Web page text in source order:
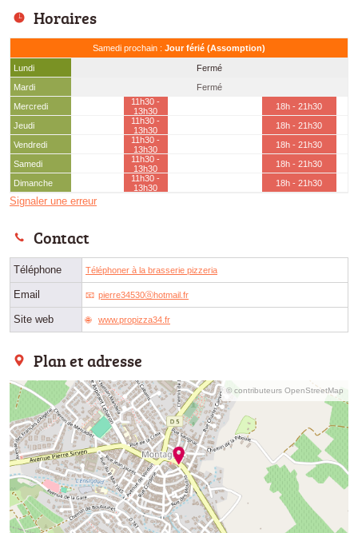
Horaires
Samedi prochain : Jour férié (Assomption)
Lundi
Fermé
Mardi
Fermé
Mercredi
11h30 -
13h30
18h - 21h30
Jeudi
11h30 -
13h30
18h - 21h30
Vendredi
11h30 -
13h30
18h - 21h30
Samedi
11h30 -
13h30
18h - 21h30
Dimanche
11h30 -
13h30
18h - 21h30
Signaler une erreur
Contact
Téléphone Téléphoner à la brasserie pizzeria
Email pierre34530ⓐhotmail.fr
Site web www.propizza34.fr
Plan et adresse
© contributeurs OpenStreetMap